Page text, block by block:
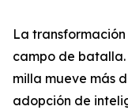
La
campo de
milla mueve más
adopción de